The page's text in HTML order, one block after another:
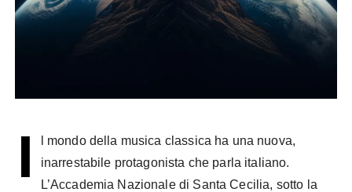
I
l mondo della musica classica ha una nuova,
inarrestabile protagonista che parla italiano.
L’Accademia Nazionale di Santa Cecilia, sotto la